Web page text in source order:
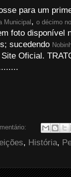
para um
Municipal, o décimo
foto disponível
sucedendo
Site Oficial.
, História,